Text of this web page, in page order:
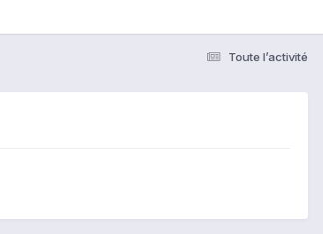
Toute l’activité